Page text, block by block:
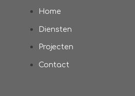
Home
Diensten
Projecten
Contact